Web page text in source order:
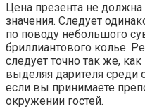
Цена презента не
значения. Следует
по поводу небольшого
бриллиантового колье.
следует точно так же,
выделяя дарителя среди
если вы принимаете
окружении гостей.